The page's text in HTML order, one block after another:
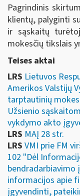
Pagrindinis
klientų, palyginti
ir sąskaitų
mokesčių tikslais
Teises aktai
LRS Lietuvos
Amerikos Valstijų
tarptautinių
Užsienio
vykdymo akto
LRS MAĮ 28 str.
LRS VMI prie FM
102 "Dėl
informacijos apie
įgyvendinti,